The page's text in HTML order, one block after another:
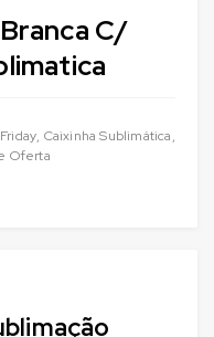
C/
, Caixinha Sublimática,
Oferta